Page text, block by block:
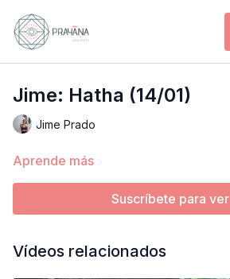
Jime: Hatha (14/01)
Jime Prado
Aprende más
Suscríbete para ver
Vídeos relacionados